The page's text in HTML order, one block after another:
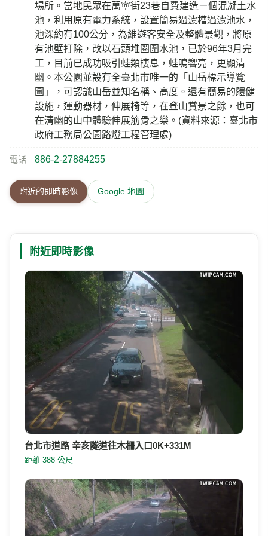
場所。當地民眾在萬寧街23巷自費建造ㄧ個混凝土水
池，利用原有電力系統，設置簡易過濾槽過濾池水，
池深約有100公分，為維遊客安全及整體景觀，將原
有池壁打除，改以石頭堆圈圍水池，已於96年3月完
工，目前已成功吸引蛙類棲息，蛙鳴響亮，更顯清
幽。本公園並設有全臺北市唯一的「山岳標示導覽
圖」，可認識山岳並知名稱、高度。還有簡易的體健
設施，運動器材，伸展椅等，在登山賞景之餘，也可
在清幽的山中體驗伸展筋骨之樂。(資料來源：臺北市
政府工務局公園路燈工程管理處)
電話 886-2-27884255
附近的即時影像 Google 地圖
附近即時影像
台北市道路 辛亥隧道往木柵入口0K+331M
距離 388 公尺